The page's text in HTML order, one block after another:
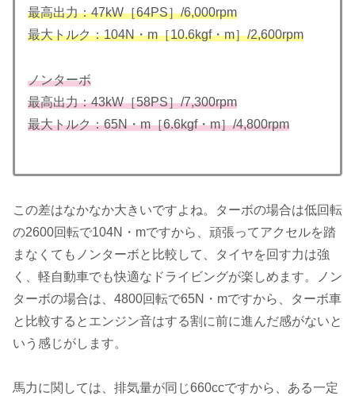
最高出力：47kW［64PS］/6,000rpm
最大トルク：104N・m［10.6kgf・m］/2,600rpm
ノンターボ
最高出力：43kW［58PS］/7,300rpm
最大トルク：65N・m［6.6kgf・m］/4,800rpm
この差はなかなか大きいですよね。ターボの場合は低回転
の2600回転で104N・mですから、頑張ってアクセルを踏
まなくてもノンターボと比較して、タイヤを回す力は強
く、軽自動車でも快適なドライビングが楽しめます。ノン
ターボの場合は、4800回転で65N・mですから、ターボ車
と比較するとエンジン音はする割に前に進んだ感がないと
いう感じがします。
馬力に関しては、排気量が同じ660ccですから、ある一定